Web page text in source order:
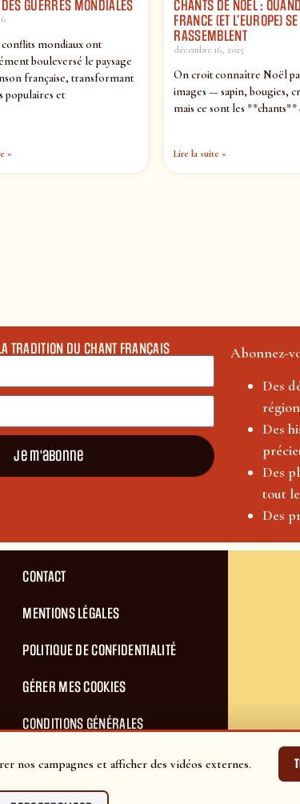
nos campagnes et afficher des vidéos externes.
GUERRES MONDIALES
conflits mondiaux ont
bouleversé le paysage
française, transformant
populaires et
»
CHANTS DE NOËL :
FRANCE (ET L’EUROPE) SE
RASSEMBLENT
décembre 16, 2025
On croit connaître Noël
images — sapin, bougies,
mais ce sont les **chants**
Lire la suite »
TRADITION DU CHANT FRANÇAIS
Je m'abonne
Abonnez-
Des
Des
Des
tout
Des
CONTACT
MENTIONS LÉGALES
POLITIQUE DE CONFIDENTIALITÉ
GÉRER MES COOKIES
CONDITIONS GÉNÉRALES
CONDITIONS GÉNÉRALES DE VENTES